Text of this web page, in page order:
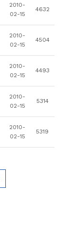
2010-
02-15
4632
2010-
02-15
4504
2010-
02-15
4493
2010-
02-15
5314
2010-
02-15
5319